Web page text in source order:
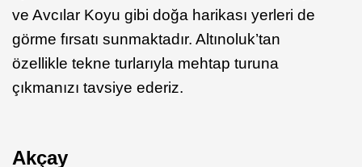
ve Avcılar Koyu gibi doğa harikası yerleri de
görme fırsatı sunmaktadır. Altınoluk’tan
özellikle tekne turlarıyla mehtap turuna
çıkmanızı tavsiye ederiz.
Akçay